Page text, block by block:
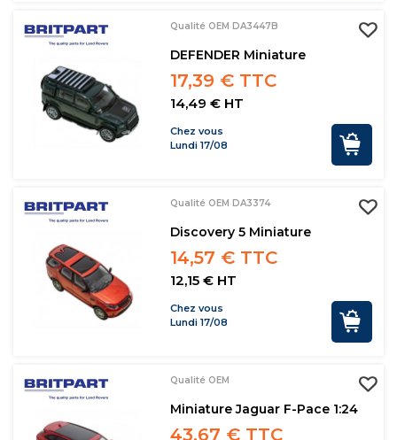
Qualité OEM DA3447B
DEFENDER Miniature
17,39 € TTC
14,49 € HT
Chez vous
Lundi 17/08
Qualité OEM DA3374
Discovery 5 Miniature
14,57 € TTC
12,15 € HT
Chez vous
Lundi 17/08
Qualité OEM
Miniature Jaguar F-Pace 1:24
43,67 € TTC